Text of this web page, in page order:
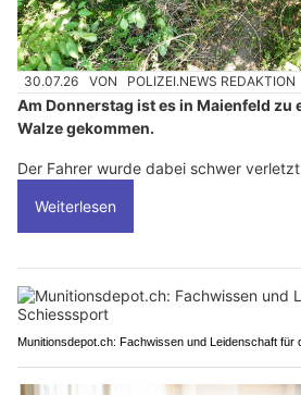
30.07.26 VON POLIZEI.NEWS REDAKTION
Am Donnerstag ist es in Maienfeld zu
Walze gekommen.
Der Fahrer wurde dabei schwer
Weiterlesen
Munitionsdepot.ch: Fachwissen und Leidenschaft für